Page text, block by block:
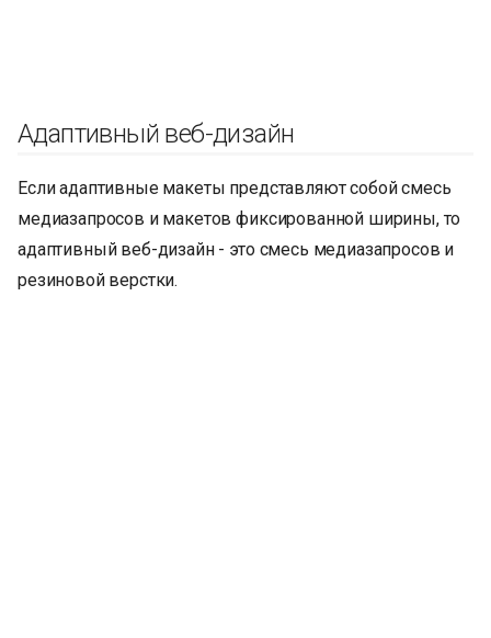
Адаптивный веб-дизайн
Если адаптивные макеты представляют собой смесь
медиазапросов и макетов фиксированной ширины, то
адаптивный веб-дизайн - это смесь медиазапросов и
резиновой верстки.